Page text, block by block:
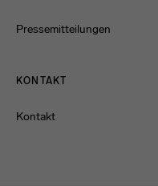
Pressemitteilungen
KONTAKT
Kontakt